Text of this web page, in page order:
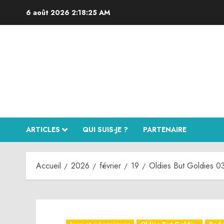
6 août 2026 2:18:26 AM
ARTICLES QUI SUIS-JE ? PARTENAIRE
Accueil 2026 février 19 Oldies But Goldies